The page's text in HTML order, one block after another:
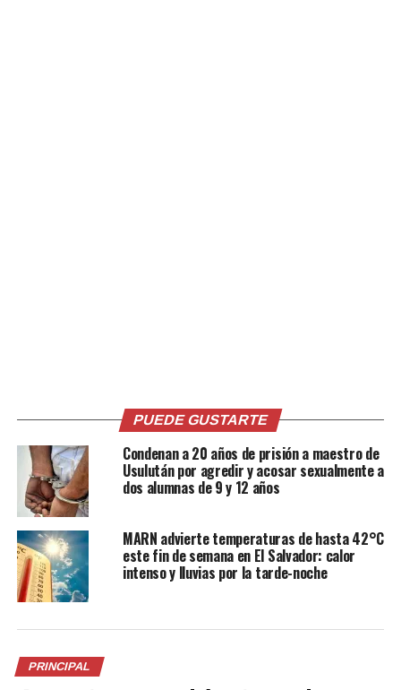
Relacionado
Sismo de 4.7 grados de
magnitud sacudió parte del
país durante la madrugada
Fuerte sismo sacude a El
Salvador la madrugada de
PUEDE GUSTARTE
Condenan a 20 años de prisión a maestro de
Usulután por agredir y acosar sexualmente a
dos alumnas de 9 y 12 años
MARN advierte temperaturas de hasta 42°C
este fin de semana en El Salvador: calor
intenso y lluvias por la tarde-noche
PRINCIPAL